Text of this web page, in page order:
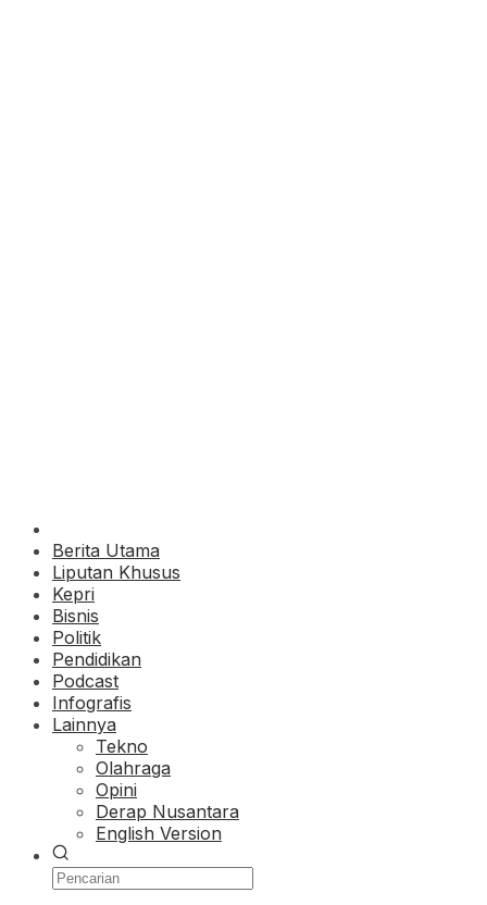
Berita Utama
Liputan Khusus
Kepri
Bisnis
Politik
Pendidikan
Podcast
Infografis
Lainnya
Tekno
Olahraga
Opini
Derap Nusantara
English Version